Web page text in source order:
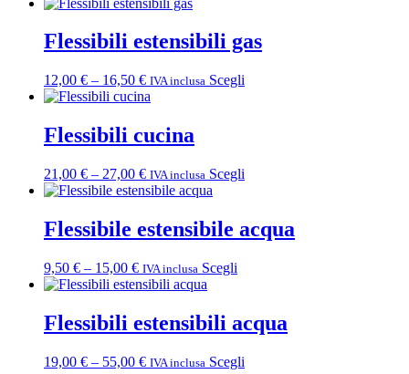
Flessibili estensibili gas
12,00 € – 16,50 €Fascia
di
12,00 €
16,50 €
IVA inclusa Scegli
opzioni
scelte
nella
Flessibili cucina
21,00 € – 27,00 €Fascia
di
da
21,00 €
27,00 €
IVA inclusa Scegli
varianti.
scelte
nella
del
Flessibile estensibile acqua
9,50 € – 15,00 €Fascia
di
9,50 €
15,00 €
IVA inclusa Scegli
varianti.
opzioni
Flessibili estensibili acqua
19,00 € – 55,00 €Fascia
IVA inclusa Scegli